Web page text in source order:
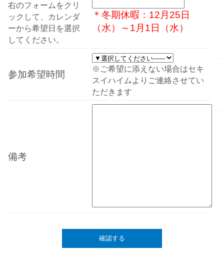
右のフォームをクリ
ックして、カレンダ
ーから希望日を選択
してください。
＊冬期休暇：12月25日
（水）～1月1日（水）
参加希望時間
※ご希望に添えない場合はセキ
スイハイムよりご連絡させてい
ただきます
備考